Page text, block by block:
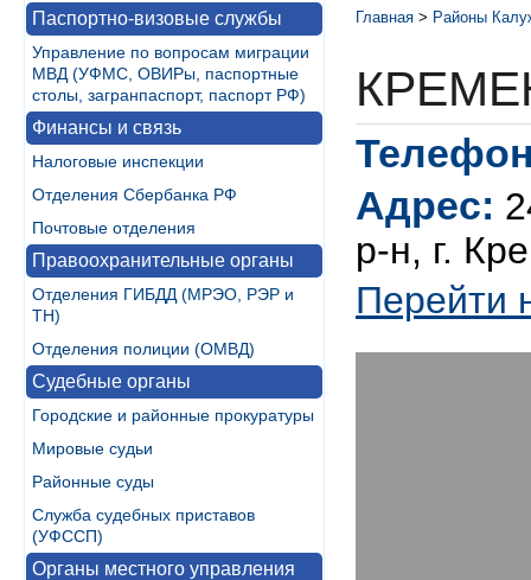
Паспортно-визовые службы
Управление по вопросам миграции
МВД (УФМС, ОВИРы, паспортные
столы, загранпаспорт, паспорт РФ)
Финансы и связь
Налоговые инспекции
Отделения Сбербанка РФ
Почтовые отделения
Правоохранительные органы
Отделения ГИБДД (МРЭО, РЭР и
ТН)
Отделения полиции (ОМВД)
Судебные органы
Городские и районные прокуратуры
Мировые судьи
Районные суды
Служба судебных приставов
(УФССП)
Органы местного управления
Главная > Районы
Адрес:
р-н, г.
Перейти